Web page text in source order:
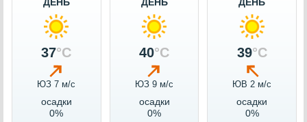
37°C
ЮЗ 7 м/c
осадки
0%
40°C
ЮЗ 9 м/c
осадки
0%
39°C
ЮВ 2 м/c
осадки
0%